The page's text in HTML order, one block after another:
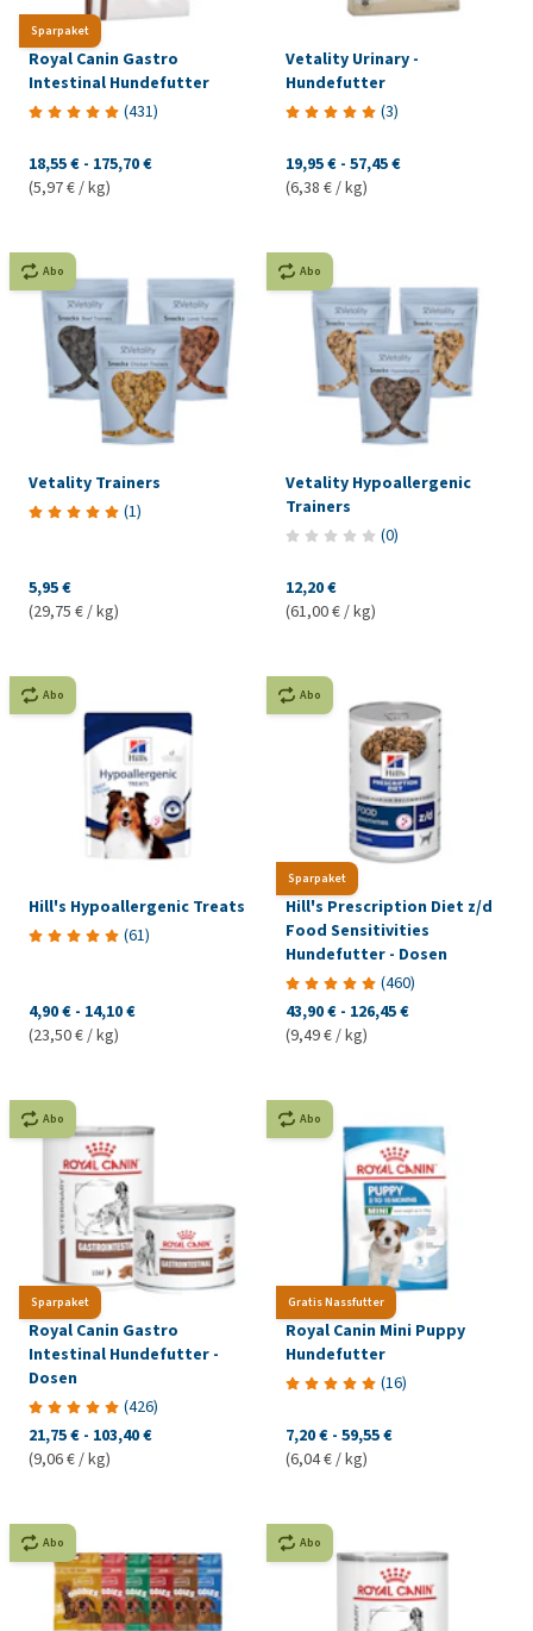
Sparpaket
Royal Canin Gastro
Intestinal Hundefutter
(431)
18,55 € - 175,70 €
(5,97 € / kg)
Vetality Urinary -
Hundefutter
(3)
19,95 € - 57,45 €
(6,38 € / kg)
Abo
Vetality Trainers
(1)
5,95 €
(29,75 € / kg)
Abo
Vetality Hypoallergenic
Trainers
(0)
12,20 €
(61,00 € / kg)
Abo
Hill's Hypoallergenic Treats
(61)
4,90 € - 14,10 €
(23,50 € / kg)
Sparpaket
Abo
Hill's Prescription Diet z/d
Food Sensitivities
Hundefutter - Dosen
(460)
43,90 € - 126,45 €
(9,49 € / kg)
Sparpaket
Abo
Royal Canin Gastro
Intestinal Hundefutter -
Dosen
(426)
21,75 € - 103,40 €
(9,06 € / kg)
Gratis Nassfutter
Abo
Royal Canin Mini Puppy
Hundefutter
(16)
7,20 € - 59,55 €
(6,04 € / kg)
Abo Abo